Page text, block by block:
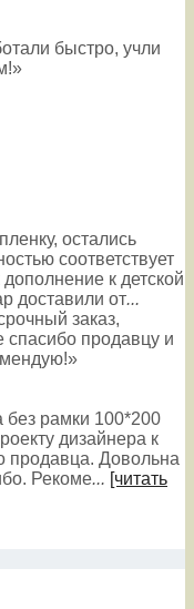
быстро, учли
остались
соответствует
к детской
доставили от...
заказ,
спасибо продавцу и
»
без рамки 100*200
дизайнера к
продавца. Довольна
Рекоме... [читать